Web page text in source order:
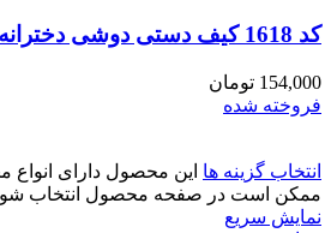
کد 1618 کیف دستی دوشی دخترانه مدل الینا
154,000 تومان
فروخته شده
انتخاب گزینه ها این محصول دارای انواع
ممکن است در صفحه محصول انتخاب
نمایش سریع